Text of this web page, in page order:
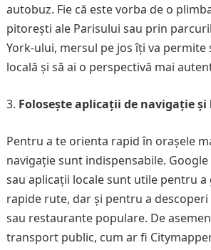
autobuz. Fie că este vorba de o
pitorești ale Parisului sau prin
York-ului, mersul pe jos îți va
locală și să ai o perspectivă mai
Folosește aplicații de navigație
Pentru a te orienta rapid în orașele
navigație sunt indispensabile.
sau aplicații locale sunt utile pentru a
rapide rute, dar și pentru a
sau restaurante populare. De
transport public, cum ar fi